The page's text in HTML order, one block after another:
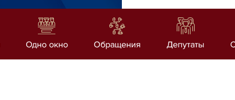
Одно окно Обращения Депутаты